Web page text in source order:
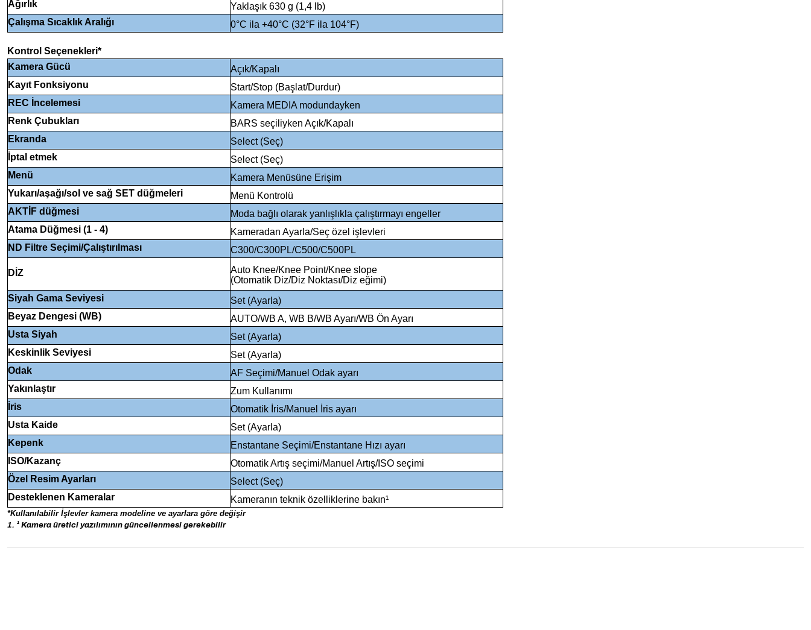
Ağırlık
Yaklaşık 630 g (1,4 lb)
Çalışma Sıcaklık Aralığı
0°C ila +40°C (32°F ila 104°F)
Kontrol Seçenekleri*
Kamera Gücü
Açık/Kapalı
Kayıt Fonksiyonu
Start/Stop (Başlat/Durdur)
REC İncelemesi
Kamera MEDIA modundayken
Renk Çubukları
BARS seçiliyken Açık/Kapalı
Ekranda
Select (Seç)
İptal etmek
Select (Seç)
Menü
Kamera Menüsüne Erişim
Yukarı/aşağı/sol ve sağ SET düğmeleri
Menü Kontrolü
AKTİF düğmesi
Moda bağlı olarak yanlışlıkla çalıştırmayı engeller
Atama Düğmesi (1 - 4)
Kameradan Ayarla/Seç özel işlevleri
ND Filtre Seçimi/Çalıştırılması
C300/C300PL/C500/C500PL
DİZ
Auto Knee/Knee Point/Knee slope
(Otomatik Diz/Diz Noktası/Diz eğimi)
Siyah Gama Seviyesi
Set (Ayarla)
Beyaz Dengesi (WB)
AUTO/WB A, WB B/WB Ayarı/WB Ön Ayarı
Usta Siyah
Set (Ayarla)
Keskinlik Seviyesi
Set (Ayarla)
Odak
AF Seçimi/Manuel Odak ayarı
Yakınlaştır
Zum Kullanımı
İris
Otomatik İris/Manuel İris ayarı
Usta Kaide
Set (Ayarla)
Kepenk
Enstantane Seçimi/Enstantane Hızı ayarı
ISO/Kazanç
Otomatik Artış seçimi/Manuel Artış/ISO seçimi
Özel Resim Ayarları
Select (Seç)
Desteklenen Kameralar
Kameranın teknik özelliklerine bakın¹
*Kullanılabilir İşlevler kamera modeline ve ayarlara göre değişir
1. ¹ Kamera üretici yazılımının güncellenmesi gerekebilir